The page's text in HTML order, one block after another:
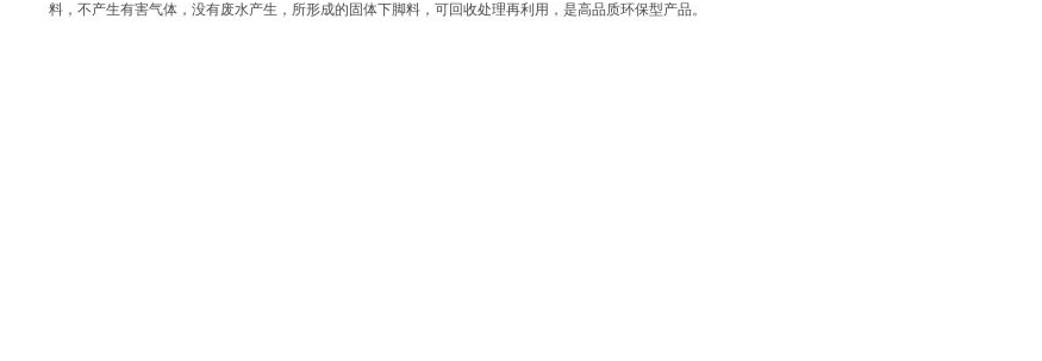
料，不产生有害气体，没有废水产生，所形成的固体下脚料，可回收处理再利用，是高品质环保型产品。